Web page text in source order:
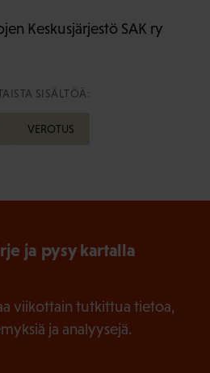
Keskusjärjestö SAK ry
SISÄLTÖÄ:
VEROTUS
ja pysy kartalla
viikottain tutkittua tietoa,
ja analyysejä.